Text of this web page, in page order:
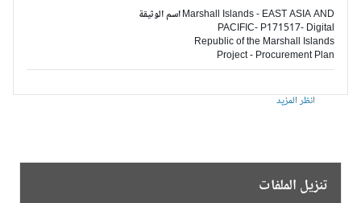
اسم الوثيقةMarshall Islands - EAST ASIA AND
PACIFIC- P171517- Digital
Republic of the Marshall Islands
Project - Procurement Plan
انظر المزيد
تنزيل الملفات